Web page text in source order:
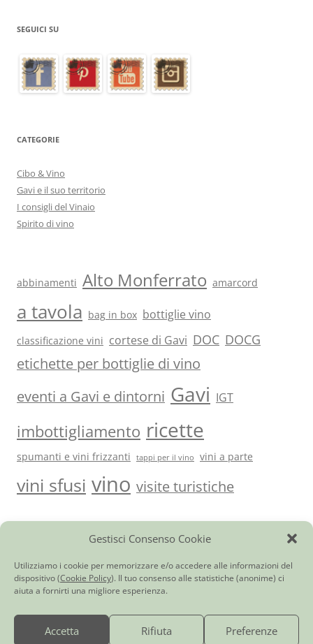
Gestisci Consenso Cookie
Utilizziamo i cookie per memorizzare e/o accedere alle informazioni del
dispositivo (Cookie Policy). Il tuo consenso alle statistiche (anonime) ci
aiuta a fornirti una migliore esperienza.
Accetta Rifiuta Preferenze
SEGUICI SU
CATEGORIE
Cibo & Vino
Gavi e il suo territorio
I consigli del Vinaio
Spirito di vino
abbinamenti Alto Monferrato amarcord
a tavola bag in box bottiglie vino
classificazione vini cortese di Gavi DOC DOCG
etichette per bottiglie di vino
eventi a Gavi e dintorni Gavi IGT
imbottigliamento ricette
spumanti e vini frizzanti tappi per il vino vini a parte
vini sfusi vino visite turistiche
Vini del Monferrato e…|Ci trovi anche qui Giornale di
Cortese di Gavi DOCG Barbera d’Asti DOCG
Monferrato Dolcetto
DOC| Piemonte Moscato DOC| Bonarda dell’Oltrepò Pavese DOC|
Chardonnay Frizzante Provincia di Pavia IGT|Pinot Chardonnay
Spumante Brut| Rosato Frizzante Provincia di Pavia IGT
Copyright © 2026 - Tutti i diritti riservati - Cantina Cartasegna Virgilio di